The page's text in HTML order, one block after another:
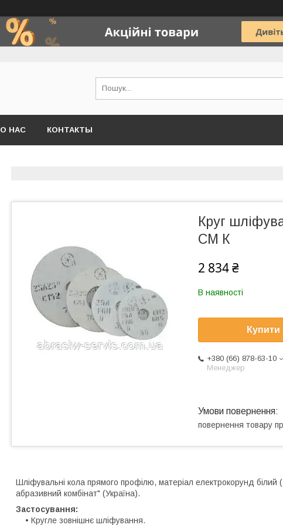
О НАС КОНТАКТЫ
Круг
СМ К
2 834 ₴
В наявності
Купити
+380 (66) 878-63-10
Менеджер
повернення товару
Шліфувальні кола прямого профілю, матеріал електрокорунд
абразивний комбінат" (Україна).
Застосування:
• Кругле зовнішнє шліфування.